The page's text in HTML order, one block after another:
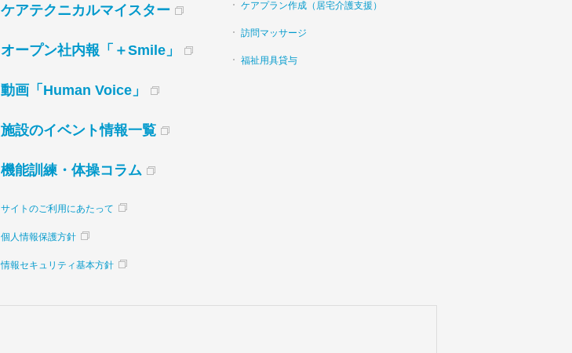
ケアテクニカルマイスター
オープン社内報「＋Smile」
動画「Human Voice」
施設のイベント情報一覧
機能訓練・体操コラム
サイトのご利用にあたって
個人情報保護方針
情報セキュリティ基本方針
ケアプラン作成（居宅介護支援）
訪問マッサージ
福祉用具貸与